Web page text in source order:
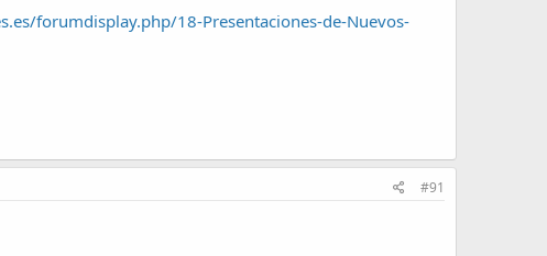
forumdisplay.php/18-Presentaciones-de-Nuevos-
#91